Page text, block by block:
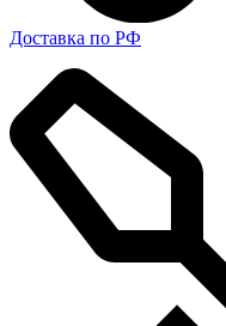
Доставка по РФ